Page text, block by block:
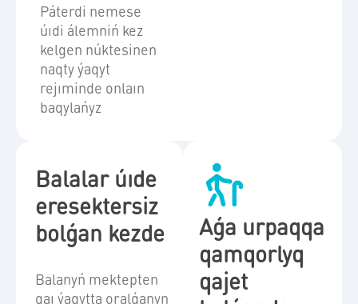
Páterdi nemese
úıdi álemniń kez
kelgen núktesinen
naqty ýaqyt
rejıminde onlaın
baqylańyz
Balalar úıde
eresektersiz
bolǵan kezde
Balanyń mektepten
qaı ýaqytta oralǵanyn
Aǵa urpaqqa
qamqorlyq
qajet